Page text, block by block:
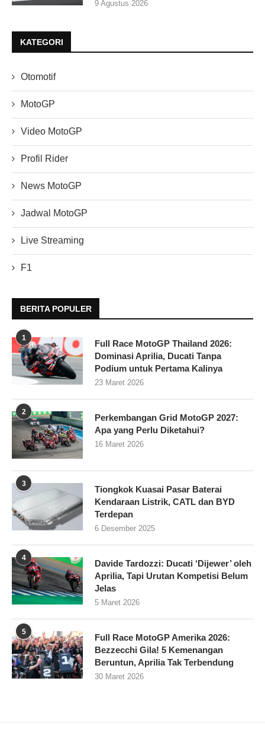
9 Agustus 2026
KATEGORI
Otomotif
MotoGP
Video MotoGP
Profil Rider
News MotoGP
Jadwal MotoGP
Live Streaming
F1
BERITA POPULER
1
Full Race MotoGP Thailand 2026:
Dominasi Aprilia, Ducati Tanpa
Podium untuk Pertama Kalinya
23 Maret 2026
2
Perkembangan Grid MotoGP 2027:
Apa yang Perlu Diketahui?
16 Maret 2026
3
Tiongkok Kuasai Pasar Baterai
Kendaraan Listrik, CATL dan BYD
Terdepan
6 Desember 2025
4
Davide Tardozzi: Ducati ‘Dijewer’ oleh
Aprilia, Tapi Urutan Kompetisi Belum
Jelas
5 Maret 2026
5
Full Race MotoGP Amerika 2026:
Bezzecchi Gila! 5 Kemenangan
Beruntun, Aprilia Tak Terbendung
30 Maret 2026